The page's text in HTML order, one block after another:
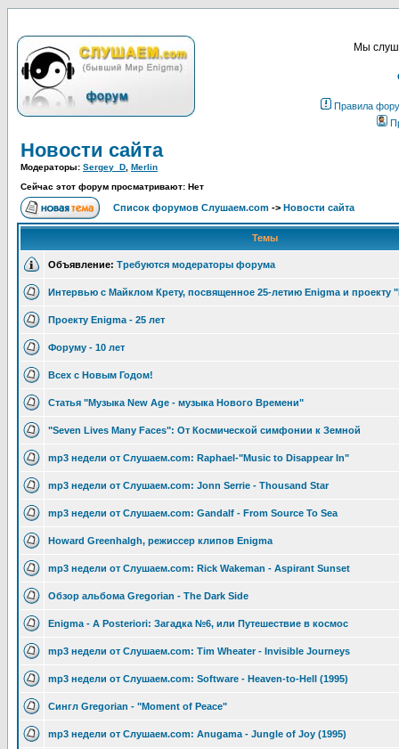
Мы
Правила
Новости сайта
Модераторы: Sergey_D Merlin
Сейчас этот форум просматривают: Нет
Список форумов Слушаем.com -> Новости сайта
Темы
Объявление: Требуются модераторы форума
Интервью с Майклом Крету, посвященное 25-летию Enigma и проекту
Проекту Enigma - 25 лет
Форуму - 10 лет
Всех с Новым Годом!
Статья "Музыка New Age - музыка Нового Времени"
"Seven Lives Many Faces": От Космической симфонии к Земной
mp3 недели от Слушаем.com: Raphael-"Music to Disappear In"
mp3 недели от Слушаем.com: Jonn Serrie - Thousand Star
mp3 недели от Слушаем.com: Gandalf - From Source To Sea
Howard Greenhalgh, режиссер клипов Enigma
mp3 недели от Слушаем.com: Rick Wakeman - Aspirant Sunset
Обзор альбома Gregorian - The Dark Side
Enigma - A Posteriori: Загадка №6, или Путешествие в космоc
mp3 недели от Слушаем.com: Tim Wheater - Invisible Journeys
mp3 недели от Слушаем.com: Software - Heaven-to-Hell (1995)
Сингл Gregorian - "Moment of Peace"
mp3 недели от Слушаем.com: Anugama - Jungle of Joy (1995)